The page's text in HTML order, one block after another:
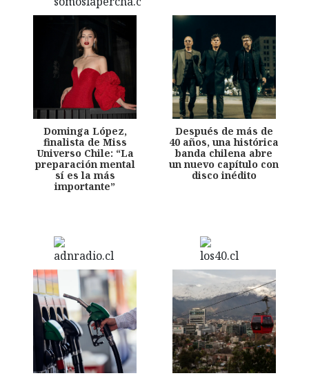
Dominga López,
finalista de Miss
Universo Chile: “La
preparación mental
sí es la más
importante”
Después de más de
40 años, una histórica
banda chilena abre
un nuevo capítulo con
disco inédito